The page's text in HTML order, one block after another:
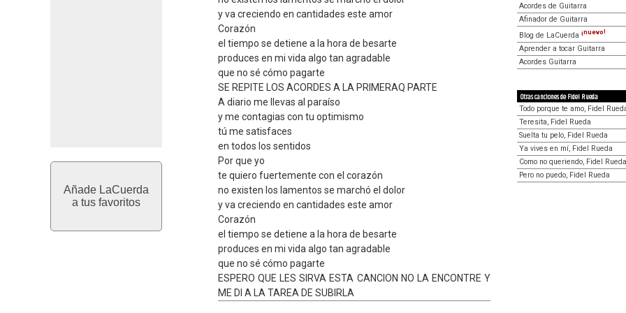
Añade LaCuerda
a tus favoritos
y va creciendo en cantidades este amor
Corazón
el tiempo se detiene a la hora de besarte
produces en mi vida algo tan agradable
que no sé cómo pagarte
SE REPITE LOS ACORDES A LA PRIMERAQ PARTE
A diario me llevas al paraíso
y me contagias con tu optimismo
tú me satisfaces
en todos los sentidos
Por que yo
te quiero fuertemente con el corazón
no existen los lamentos se marchó el dolor
y va creciendo en cantidades este amor
Corazón
el tiempo se detiene a la hora de besarte
produces en mi vida algo tan agradable
que no sé cómo pagarte
ESPERO QUE LES SIRVA ESTA CANCION NO LA ENCONTRE Y
ME DI A LA TAREA DE SUBIRLA
Acordes de Guitarra
Afinador de Guitarra
Blog de LaCuerda ¡nuevo!
Aprender a tocar Guitarra
Acordes Guitarra
Otras canciones de Fidel Rueda
Todo porque te amo, Fidel
Teresita, Fidel Rueda
Suelta tu pelo, Fidel Rueda
Ya vives en mí, Fidel Rueda
Como no queriendo, Fidel Rueda
Pero no puedo, Fidel Rueda